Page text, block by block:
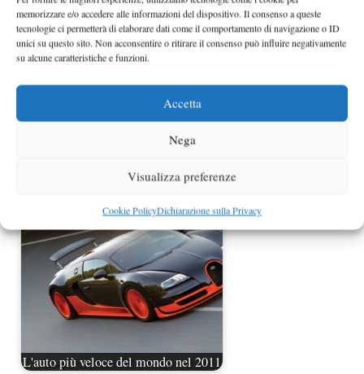
memorizzare e/o accedere alle informazioni del dispositivo. Il consenso a queste
tecnologie ci permetterà di elaborare dati come il comportamento di navigazione o ID
unici su questo sito. Non acconsentire o ritirare il consenso può influire negativamente
su alcune caratteristiche e funzioni.
Accetta
Nega
Visualizza preferenze
Cookie PolicyDichiarazione sulla Privacy
Bugatti Veyron Grand Sport Vitesse
L'auto più veloce del mondo nel 2011